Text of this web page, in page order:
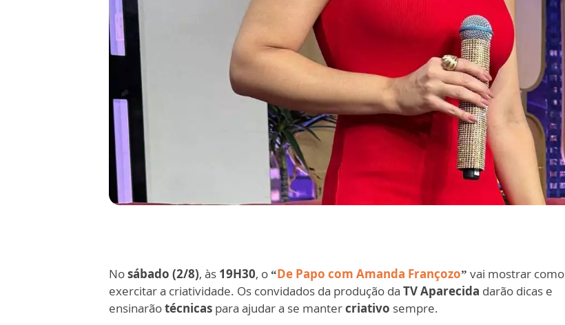
Nosábado (2/8), às 19H30, o“De Papo com Amanda Françozo” vai mostrar como
exercitar a criatividade. Os convidados da produção da TV Aparecida darão dicas e
ensinarãotécnicas para ajudar a se mantercriativo sempre.